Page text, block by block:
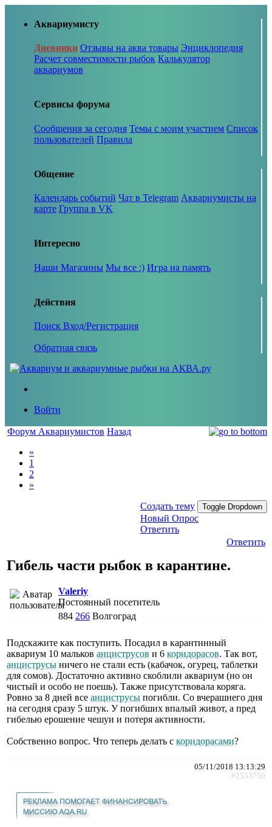
Аквариумисту
Дневники Отзывы на аква товары Энциклопедия
Расчет совместимости рыбок Калькулятор
аквариумов
Сервисы форума
Сообщения за сегодня Темы с моим участием Список
пользователей Правила
Общение
Календарь событий Чат в Telegram Аквариумисты на
карте Группа в VK
Интересно
Наши Магазины Мы все :) Игра на память
Действия
Поиск Вход/Регистрация
Обратная связь
Войти
Форум Аквариумистов Назад
«
1
2
»
Создать тему Toggle Dropdown
Новый Опрос
Ответить
Ответить
Гибель части рыбок в карантине.
Valeriy
Постоянный посетитель
884 266 Волгоград
Подскажите как поступить. Посадил в карантинный
аквариум 10 мальков анциструсов и 6 коридорасов. Так вот,
анциструсы ничего не стали есть (кабачок, огурец, таблетки
для сомов). Достаточно активно скоблили аквариум (но он
чистый и особо не поешь). Также присутствовала коряга.
Ровно за 8 дней все анциструсы погибли. Со вчерашнего дня
на сегодня сразу 5 штук. У погибших впалый живот, а пред
гибелью ерошение чешуи и потеря активности.
Собственно вопрос. Что теперь делать с коридорасами?
05/11/2018 13:13:29
#2553750